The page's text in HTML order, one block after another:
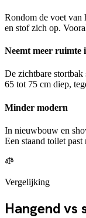
Rondom de voet van
en stof zich op.
Neemt meer ruimte
De zichtbare
65 tot 75 cm diep,
Minder modern
In nieuwbouw en
Een staand toilet
Vergelijking
Hangend vs